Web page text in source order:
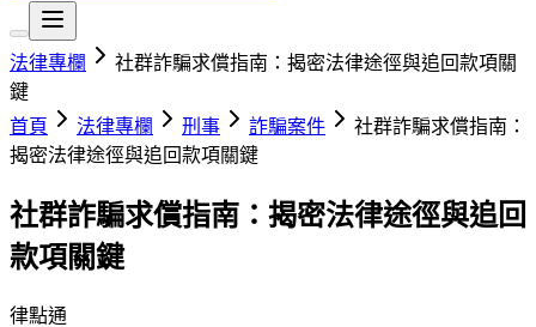
法律專欄
社群詐騙求償指南：揭密法律途徑與追回款項關
鍵
首頁
法律專欄 刑事 詐騙案件
社群詐騙求償指南：
揭密法律途徑與追回款項關鍵
社群詐騙求償指南：揭密法律途徑與追回
款項關鍵
律點通